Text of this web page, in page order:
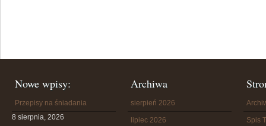
Nowe wpisy:
Przepisy na śniadania
8 sierpnia, 2026
Archiwa
sierpień 2026
lipiec 2026 Spis